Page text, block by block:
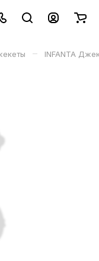
– INFANTA